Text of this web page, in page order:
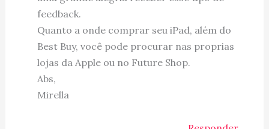
feedback.
Quanto a onde comprar seu iPad, além do
Best Buy, você pode procurar nas proprias
lojas da Apple ou no Future Shop.
Abs,
Mirella